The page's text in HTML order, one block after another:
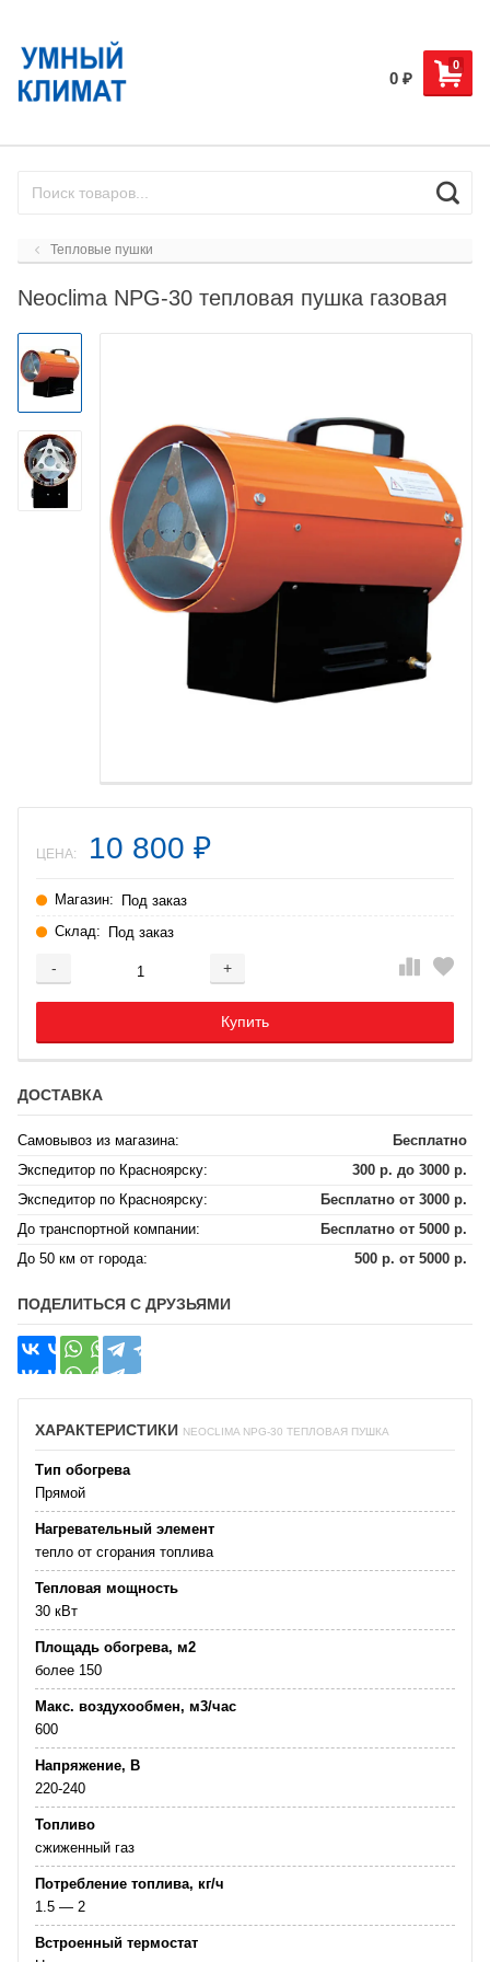
0
0 ₽
Тепловые пушки
Neoclima NPG-30 тепловая пушка газовая
ЦЕНА: 10 800 ₽
Магазин: Под заказ
Склад: Под заказ
- +
Добавляется...
Купить
Добавлен
ДОСТАВКА
Самовывоз из магазина:
Бесплатно
Экспедитор по Красноярску:
300 р. до 3000 р.
Экспедитор по Красноярску:
Бесплатно от 3000 р.
До транспортной компании:
Бесплатно от 5000 р.
До 50 км от города:
500 р. от 5000 р.
ПОДЕЛИТЬСЯ С ДРУЗЬЯМИ
ХАРАКТЕРИСТИКИ NEOCLIMA NPG-30 ТЕПЛОВАЯ ПУШКА
Тип обогрева
Прямой
Нагревательный элемент
тепло от сгорания топлива
Тепловая мощность
30 кВт
Площадь обогрева, м2
более 150
Макс. воздухообмен, м3/час
600
Напряжение, В
220-240
Топливо
сжиженный газ
Потребление топлива, кг/ч
1.5 — 2
Встроенный термостат